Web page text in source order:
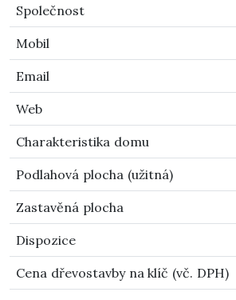
Společnost
Mobil
Email
Web
Charakteristika domu
Podlahová plocha (užitná)
Zastavěná plocha
Dispozice
Cena dřevostavby na klíč (vč. DPH)